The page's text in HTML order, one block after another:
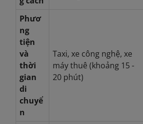
Phươ
ng
tiện
và
thời
gian
di
chuyể
n
Taxi, xe công nghệ, xe
máy thuê (khoảng 15 -
20 phút)